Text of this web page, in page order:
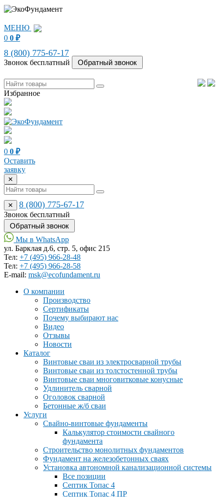
МЕНЮ
0 0 ₽
8 (800) 775-67-17
Звонок бесплатный
Избранное
0 0 ₽
Оставить
заявку
✕
✕ 8 (800) 775-67-17
Звонок бесплатный
Мы в WhatsApp
ул. Барклая д.6, стр. 5, офис 215
Тел: +7 (495) 966-28-48
Тел: +7 (495) 966-28-58
Е-mail: msk@ecofundament.ru
О компании
Производство
Сертификаты
Почему выбирают нас
Видео
Отзывы
Новости
Каталог
Винтовые сваи из электросварной трубы
Винтовые сваи из толстостенной трубы
Винтовые сваи многовитковые конусные
Удлинитель сварной
Оголовок сварной
Бетонные ж/б сваи
Услуги
Свайно-винтовые фундаменты
Калькулятор стоимости свайного
фундамента
Строительство монолитных фундаментов
Фундамент на железобетонных сваях
Установка автономной канализационной системы
Все позиции
Септик Топас 4
Септик Топас 4 ПР